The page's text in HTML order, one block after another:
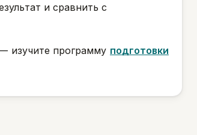
и сравнить с
изучите программу подготовки